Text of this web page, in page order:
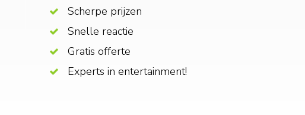
Scherpe prijzen
Snelle reactie
Gratis offerte
Experts in entertainment!